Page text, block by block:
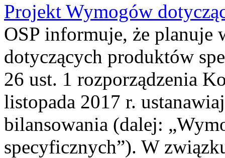
Projekt Wymogów
OSP informuje, że planuje
dotyczących produktów
26 ust. 1 rozporządzenia
listopada 2017 r.
bilansowania (dalej:
specyficznych”). W